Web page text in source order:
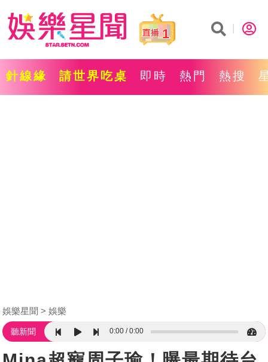
1
針線緣 請世界吃桌 即時 熱門 熱搜
娛樂星聞 娛樂
聽新聞 0:00 0:00